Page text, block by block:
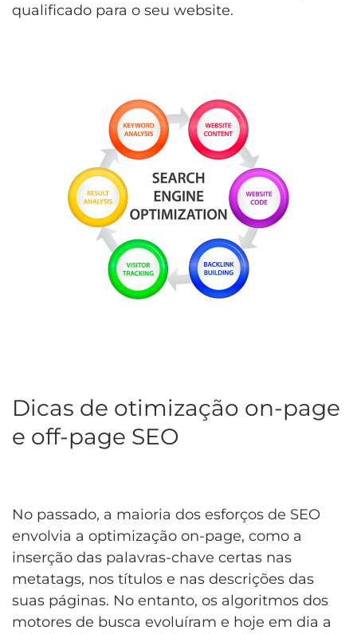
qualificado para o seu website.
Dicas de otimização on-page
e off-page SEO
No passado, a maioria dos esforços de SEO
envolvia a optimização on-page, como a
inserção das palavras-chave certas nas
metatags, nos títulos e nas descrições das
suas páginas. No entanto, os algoritmos dos
motores de busca evoluíram e hoje em dia a